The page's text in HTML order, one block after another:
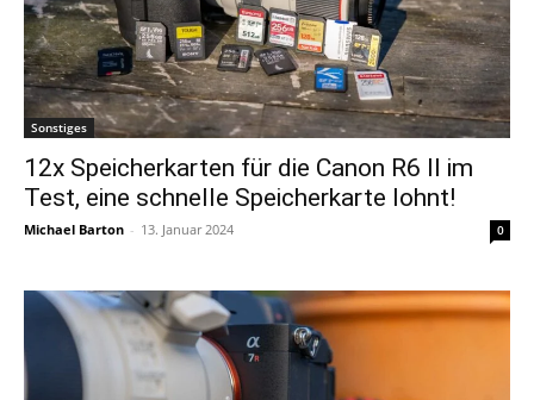
Sonstiges
12x Speicherkarten für die Canon R6 II im
Test, eine schnelle Speicherkarte lohnt!
Michael Barton - 13. Januar 2024 0